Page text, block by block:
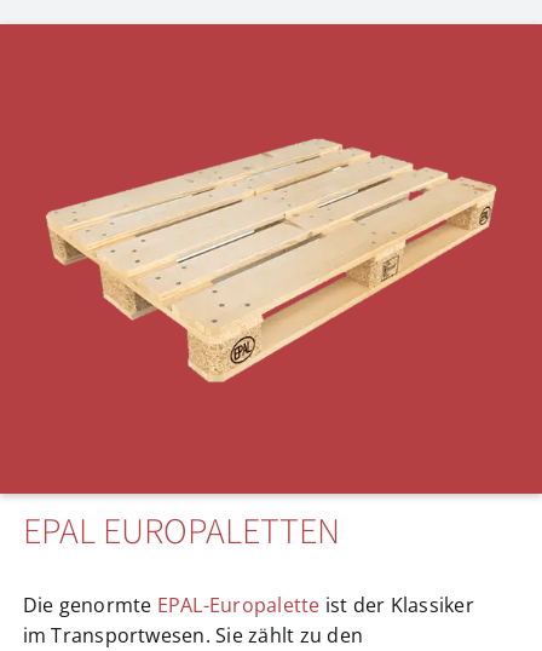
EPAL EUROPALETTEN
Die genormte EPAL-Europalette ist der Klassiker
im Transportwesen. Sie zählt zu den